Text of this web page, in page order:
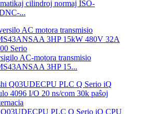
cilindroj normaj ISO-
...
AC-motora transmisio
3HP 15...
PLC Q Serio iQ CPU